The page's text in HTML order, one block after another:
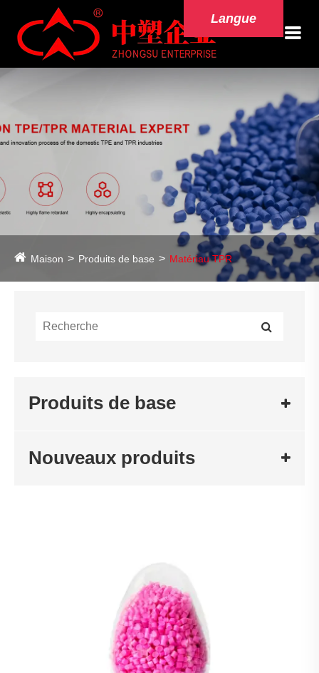
Langue
Maison Produits de base Matériau TPR
Produits de base
Nouveaux produits